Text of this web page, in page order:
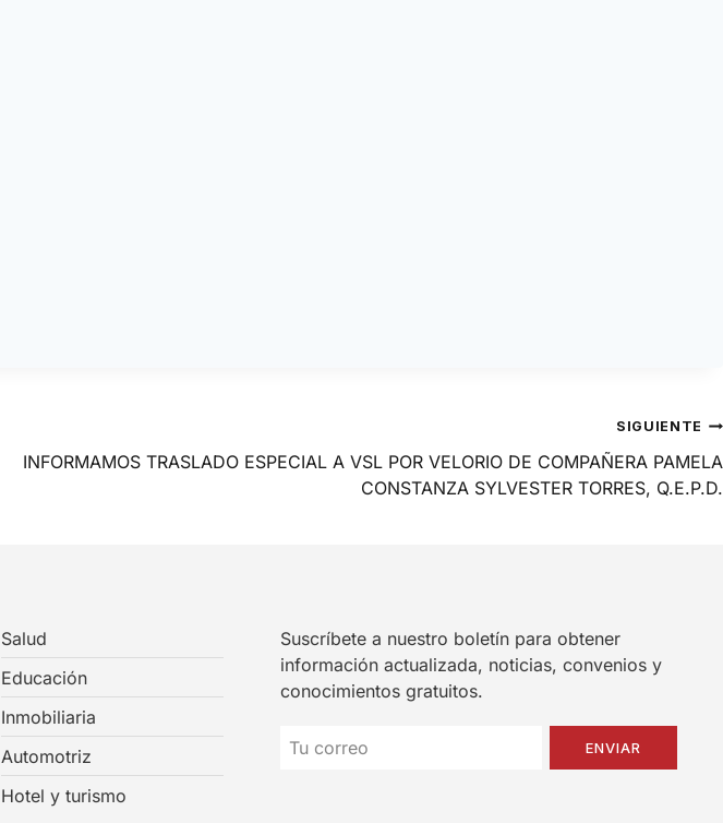
SIGUIENTE
INFORMAMOS TRASLADO ESPECIAL A VSL POR VELORIO DE COMPAÑERA PAMELA
CONSTANZA SYLVESTER TORRES, Q.E.P.D.
Salud
Educación
Inmobiliaria
Automotriz
Hotel y turismo
Suscríbete a nuestro boletín para obtener
información actualizada, noticias, convenios y
conocimientos gratuitos.
ENVIAR